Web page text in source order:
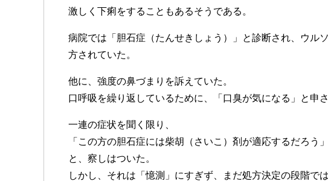
激しく下痢をすることもあるそうである。
病院では「胆石症（たんせきしょう）」と診断され、ウル
方されていた。
他に、強度の鼻づまりを訴えていた。
口呼吸を繰り返しているために、「口臭が気になる」と申さ
一連の症状を聞く限り、
「この方の胆石症には柴胡（さいこ）剤が適応するだろう」
と、察しはついた。
しかし、それは「憶測」にすぎず、まだ処方決定の段階では